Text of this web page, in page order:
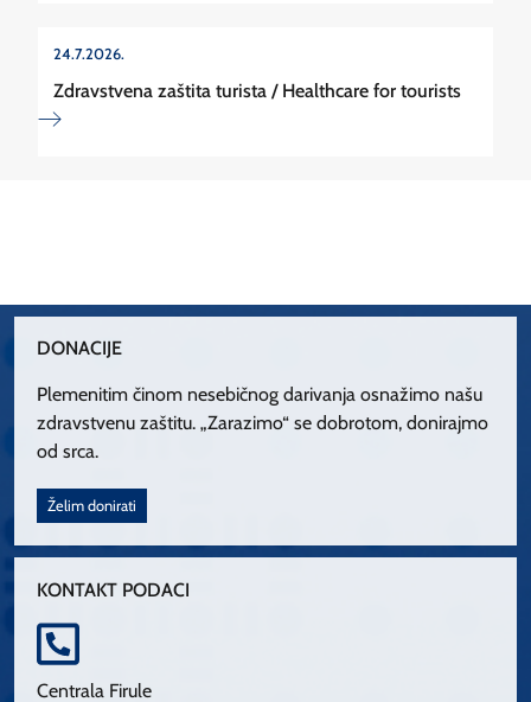
24.7.2026.
Zdravstvena zaštita turista / Healthcare for tourists
DONACIJE
Plemenitim činom nesebičnog darivanja osnažimo našu
zdravstvenu zaštitu. „Zarazimo“ se dobrotom, donirajmo
od srca.
Želim donirati
KONTAKT PODACI
Centrala Firule